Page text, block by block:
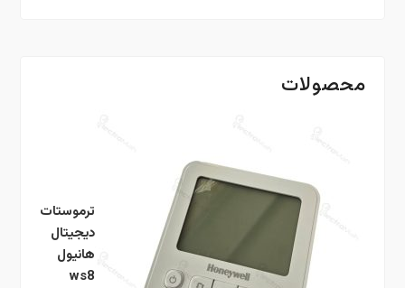
محصولات
ترموستات
دیجیتال
هانیول
ws8